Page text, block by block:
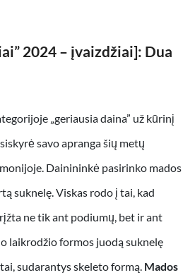
2024 – įvaizdžiai]: Dua
„geriausia daina” už kūrinį
savo apranga šių metų
Dainininkė pasirinko mados
suknelę. Viskas rodo į tai, kad
ne tik ant podiumų, bet ir ant
laikrodžio formos juodą suknelę
sudarantys skeleto formą. Mados